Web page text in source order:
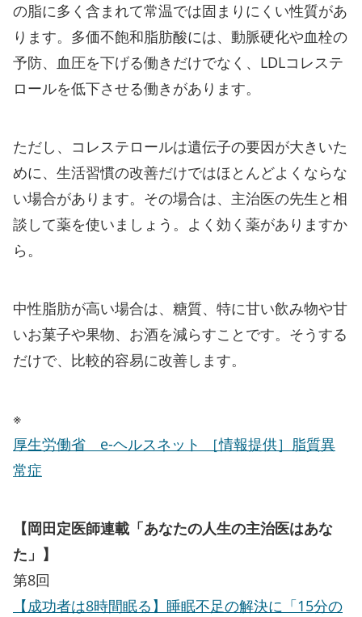
の脂に多く含まれて常温では固まりにくい性質があ
ります。多価不飽和脂肪酸には、動脈硬化や血栓の
予防、血圧を下げる働きだけでなく、LDLコレステ
ロールを低下させる働きがあります。
ただし、コレステロールは遺伝子の要因が大きいた
めに、生活習慣の改善だけではほとんどよくならな
い場合があります。その場合は、主治医の先生と相
談して薬を使いましょう。よく効く薬がありますか
ら。
中性脂肪が高い場合は、糖質、特に甘い飲み物や甘
いお菓子や果物、お酒を減らすことです。そうする
だけで、比較的容易に改善します。
※
厚生労働省 e-ヘルスネット ［情報提供］脂質異
常症
【岡田定医師連載「あなたの人生の主治医はあな
た」】
第8回
【成功者は8時間眠る】睡眠不足の解決に「15分の